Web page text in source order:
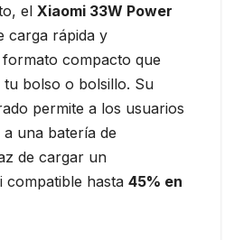
el Xiaomi 33W Power
carga rápida y
compacto que
bolso o bolsillo. Su
permite a los usuarios
una batería de
de cargar un
compatible hasta 45% en